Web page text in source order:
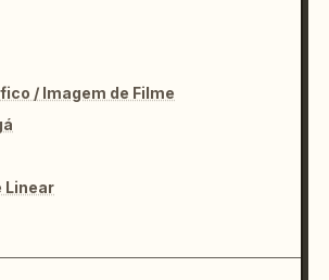
/ Imagem de Filme
Linear